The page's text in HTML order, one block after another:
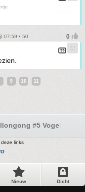
07:59 • 50
9 10 11
#5 Vogelterreur
links
Nieuw Dicht